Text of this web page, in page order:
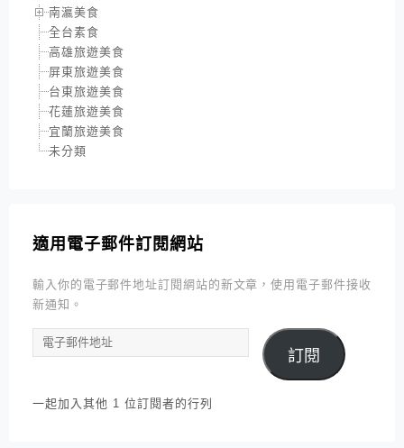
南瀛美食
全台素食
高雄旅遊美食
屏東旅遊美食
台東旅遊美食
花蓮旅遊美食
宜蘭旅遊美食
未分類
適用電子郵件訂閱網站
輸入你的電子郵件地址訂閱網站的新文章，使用電子郵件接收
新通知。
電
子
件
訂閱
一起加入其他 1 位訂閱者的行列